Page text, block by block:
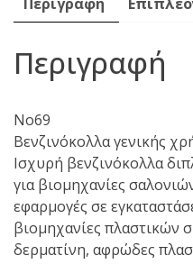
Περιγραφή
Νο69
Βενζινόκολλα γενικής
Ισχυρή βενζινόκολλα
για βιομηχανίες
εφαρμογές σε
βιομηχανίες πλαστικών
δερματίνη, αφρώδες